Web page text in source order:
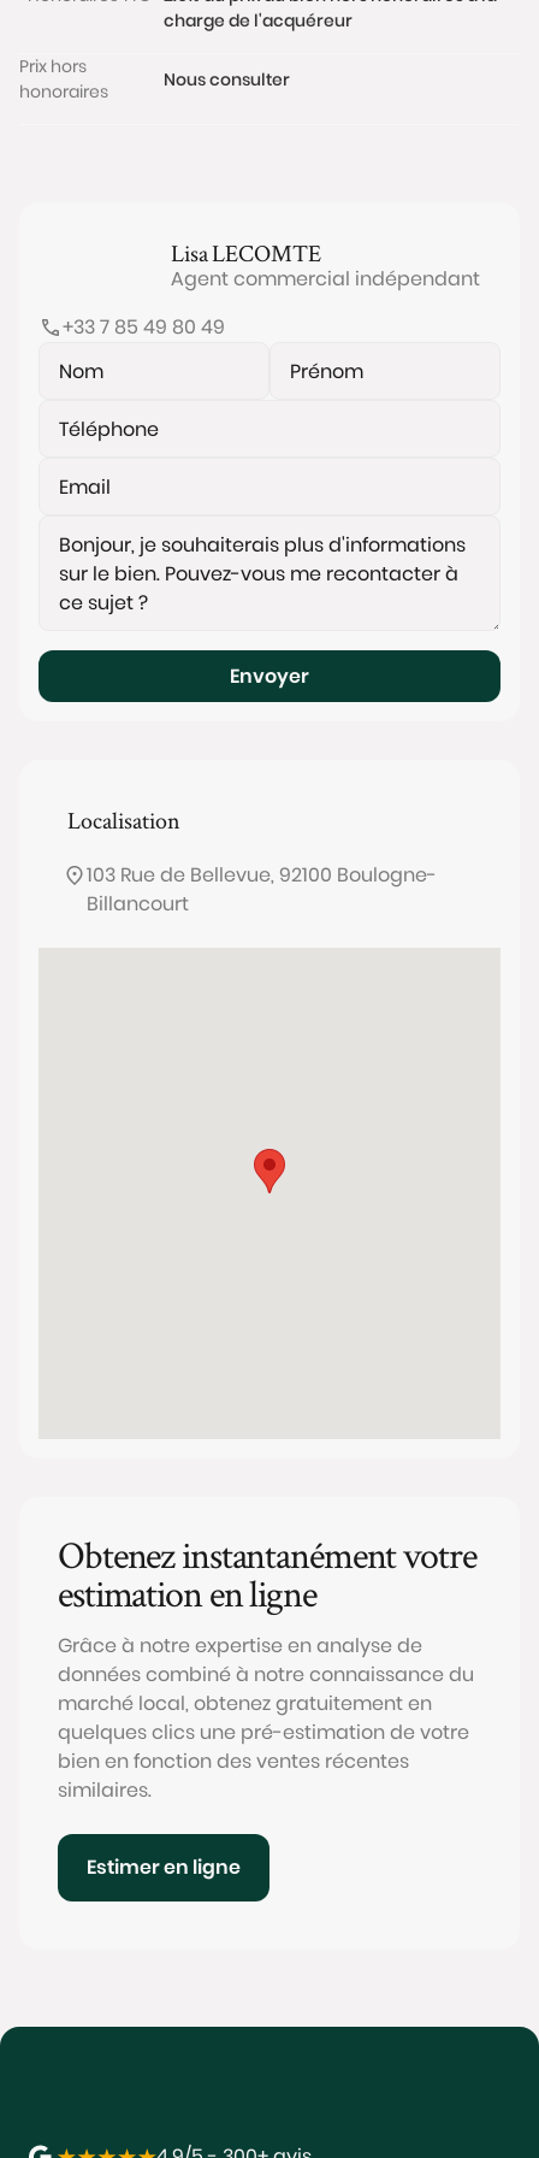
charge de l'acquéreur
Prix hors
honoraires
Nous consulter
LisaLECOMTE
Agent commercial indépendant
+33 7 85 49 80 49
Envoyer
Localisation
103 Rue de Bellevue, 92100 Boulogne-
Billancourt
Obtenez instantanément votre
estimation en ligne
Grâce à notre expertise en analyse de
données combiné à notre connaissance du
marché local, obtenez gratuitement en
quelques clics une pré-estimation de votre
bien en fonction des ventes récentes
similaires.
Estimer en ligne